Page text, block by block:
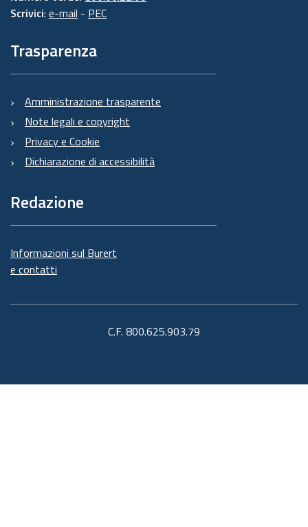
Scrivici: e-mail - PEC
Trasparenza
Amministrazione trasparente
Note legali e copyright
Privacy e Cookie
Dichiarazione di accessibilità
Redazione
Informazioni sul Burert
e contatti
C.F. 800.625.903.79